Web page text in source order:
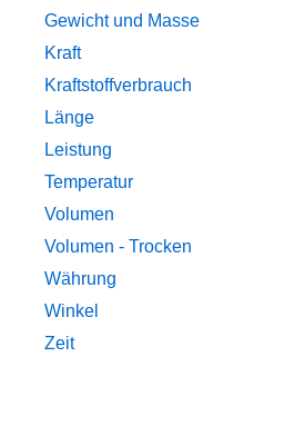
Gewicht und Masse
Kraft
Kraftstoffverbrauch
Länge
Leistung
Temperatur
Volumen
Volumen - Trocken
Währung
Winkel
Zeit